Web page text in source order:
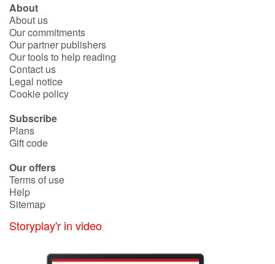
About
About us
Our commitments
Our partner publishers
Our tools to help reading
Contact us
Legal notice
Cookie policy
Subscribe
Plans
Gift code
Our offers
Terms of use
Help
Sitemap
Storyplay'r in video